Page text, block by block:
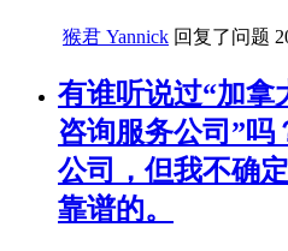
猴君 Yannick 回复了问题
有谁听说过“加拿
咨询服务公司”吗
公司，但我不确
靠谱的。